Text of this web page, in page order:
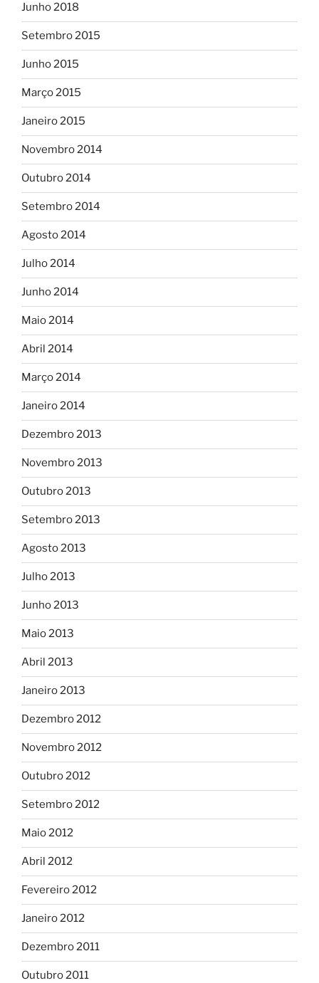
Junho 2018
Setembro 2015
Junho 2015
Março 2015
Janeiro 2015
Novembro 2014
Outubro 2014
Setembro 2014
Agosto 2014
Julho 2014
Junho 2014
Maio 2014
Abril 2014
Março 2014
Janeiro 2014
Dezembro 2013
Novembro 2013
Outubro 2013
Setembro 2013
Agosto 2013
Julho 2013
Junho 2013
Maio 2013
Abril 2013
Janeiro 2013
Dezembro 2012
Novembro 2012
Outubro 2012
Setembro 2012
Maio 2012
Abril 2012
Fevereiro 2012
Janeiro 2012
Dezembro 2011
Outubro 2011